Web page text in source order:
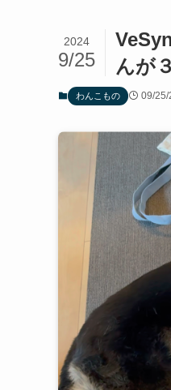
んが
2024
9/25
わんこもの 09/25/